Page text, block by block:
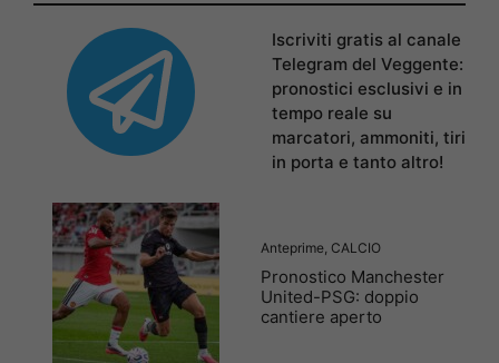
Iscriviti gratis al canale
Telegram del Veggente:
pronostici esclusivi e in
tempo reale su
marcatori, ammoniti, tiri
in porta e tanto altro!
Anteprime, CALCIO
Pronostico Manchester
United-PSG: doppio
cantiere aperto